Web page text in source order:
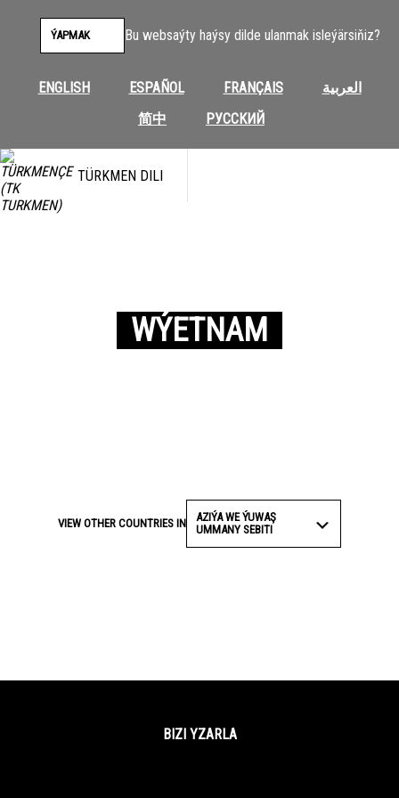
Bu websaýty haýsy dilde ulanmak isleýärsiňiz?
ENGLISH ESPAÑOL FRANÇAIS
العربية
简中
РУССКИЙ
ÝAPMAK
TÜRKMEN DILI
WÝETNAM
VIEW OTHER COUNTRIES IN
AZIÝA WE ÝUWAŞ
UMMANY SEBITI
BIZI YZARLA